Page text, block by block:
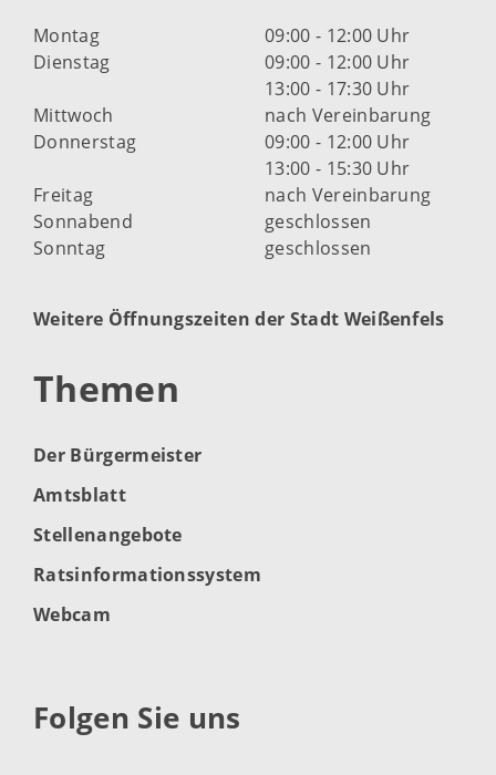
Montag
09:00 - 12:00 Uhr
Dienstag
09:00 - 12:00 Uhr
13:00 - 17:30 Uhr
Mittwoch
nach Vereinbarung
Donnerstag
09:00 - 12:00 Uhr
13:00 - 15:30 Uhr
Freitag
nach Vereinbarung
Sonnabend
geschlossen
Sonntag
geschlossen
Weitere Öffnungszeiten der Stadt Weißenfels
Themen
Der Bürgermeister
Amtsblatt
Stellenangebote
Ratsinformationssystem
Webcam
Folgen Sie uns